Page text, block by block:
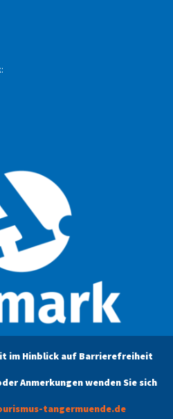
im Hinblick auf Barrierefreiheit
Anmerkungen wenden Sie sich
tangermuende.de